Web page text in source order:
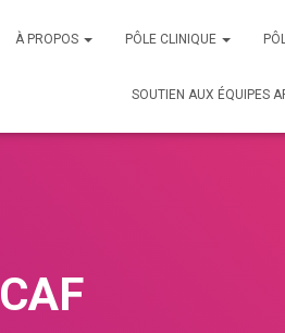
À PROPOS PÔLE CLINIQUE
SOUTIEN AUX ÉQUIPES
CAF